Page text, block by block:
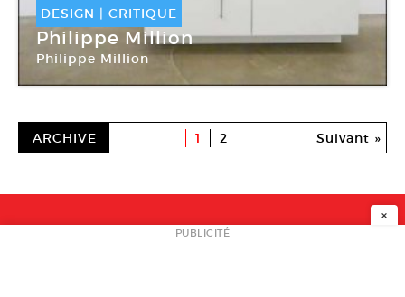
DESIGN | CRITIQUE
Philippe Million
Philippe Million
ARCHIVE 1 2 Suivant »
NEWSLETTER
×
PUBLICITÉ